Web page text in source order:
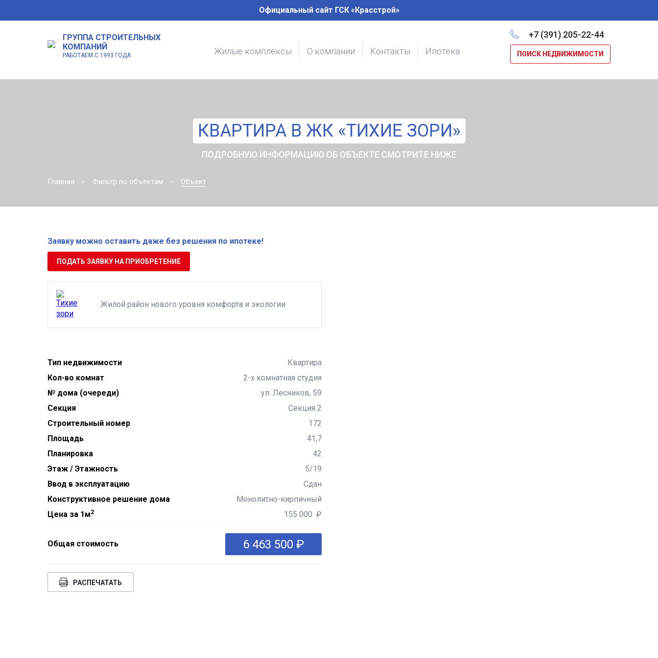
Официальный сайт ГСК «Красстрой»
ГРУППА СТРОИТЕЛЬНЫХ
КОМПАНИЙ
РАБОТАЕМ С 1993 ГОДА Жилые комплексы О компании Контакты Ипотека
+7 (391) 205-22-44
ПОИСК НЕДВИЖИМОСТИ
КВАРТИРА В ЖК «ТИХИЕ ЗОРИ»
ПОДРОБНУЮ ИНФОРМАЦИЮ ОБ ОБЪЕКТЕ СМОТРИТЕ НИЖЕ
Главная Фильтр по объектам Объект
Заявку можно оставить даже без решения по ипотеке!
ПОДАТЬ ЗАЯВКУ НА ПРИОБРЕТЕНИЕ
Жилой район нового уровня комфорта и экологии
Тип недвижимости
Квартира
Кол-во комнат
2-х комнатная студия
№ дома (очереди)
ул. Лесников, 59
Секция
Секция 2
Строительный номер
172
Площадь
41,7
Планировка
42
Этаж / Этажность
5/19
Ввод в эксплуатацию
Сдан
Конструктивное решение дома
Монолитно-кирпичный
Цена за 1м2 155 000 ₽
Общая стоимость 6 463 500 ₽
РАСПЕЧАТАТЬ